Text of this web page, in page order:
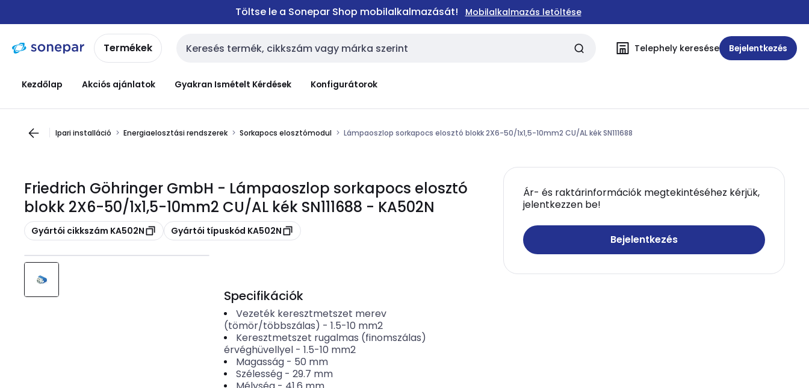
navigációhoztartalomra
Töltse le a Sonepar Shop mobilalkalmazását! Mobilalkalmazás letöltése
Termékek Keresési bemenet Telephely keresése Bejelentkezés
Kezdőlap Akciós ajánlatok Gyakran Ismételt Kérdések Konfigurátorok
Ipari installáció Energiaelosztási rendszerek Sorkapocs elosztómodul Lámpaoszlop sorkapocs elosztó blokk 2X6-50/1x1,5-10mm2 CU/AL kék SN111688
Friedrich Göhringer GmbH - Lámpaoszlop sorkapocs elosztó
blokk 2X6-50/1x1,5-10mm2 CU/AL kék SN111688 - KA502N
Másolás
Gyártói cikkszám KA502N Másolás
Gyártói típuskód KA502N
Ár- és raktárinformációk megtekintéséhez kérjük,
jelentkezzen be!
Bejelentkezés
Specifikációk
Vezeték keresztmetszet merev
(tömör/többszálas) - 1.5-10 mm2
Keresztmetszet rugalmas (finomszálas)
érvéghüvellyel - 1.5-10 mm2
Magasság- 50 mm
Szélesség- 29.7 mm